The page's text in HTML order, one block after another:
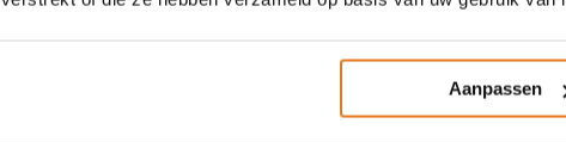
Aanpassen